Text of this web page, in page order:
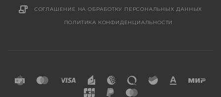
СОГЛАШЕНИЕ НА ОБРАБОТКУ ПЕРСОНАЛЬНЫХ ДАННЫХ
ПОЛИТИКА КОНФИДЕНЦИАЛЬНОСТИ